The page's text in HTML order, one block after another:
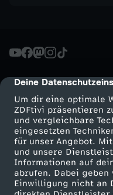
cmp-dialog-
Deine
Um dir eine optimale
ZDFtivi präsentieren
und vergleichbare
eingesetzten
für unser Angebot.
und unsere
Informationen auf
abrufen. Dabei geben
Einwilligung nicht an
n
k
l
i
t
z
Mehr ZDF
ZDF-Apps
Smart TV